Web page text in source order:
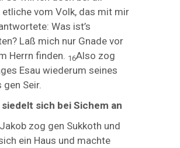
etliche vom Volk, das mit mir
Was ist’s
Laß mich nur Gnade vor
Herrn finden. 16Also zog
Esau wiederum seines
gen Seir.
sich bei Sichem an
zog gen Sukkoth und
ein Haus und machte